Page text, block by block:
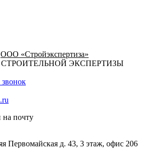
ООО «Стройэкспертиза»
ЭКСПЕРТИЗЫ
звонок
на почту
Первомайская д. 43, 3 этаж, офис 206